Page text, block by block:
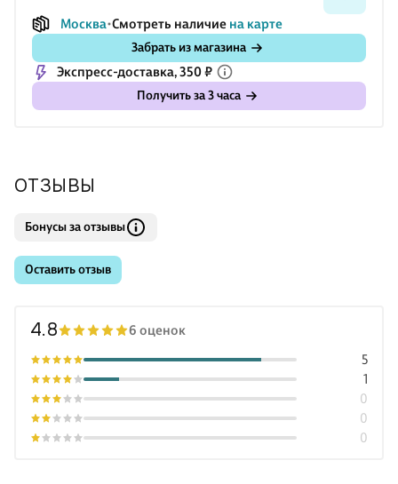
оформить и повесить в комнате или подарить поклоннику
манги и аниме — отличный вариант сувенира для гика.
Рекомендовано детям от 3 лет и старше.
Москва Смотреть наличие на карте
Забрать из магазина
Экспресс-доставка, 350 ₽
Получить за 3 часа
ОТЗЫВЫ
Бонусы за отзывы
Оставить отзыв
4.8 6 оценок
0
0
0
1
5